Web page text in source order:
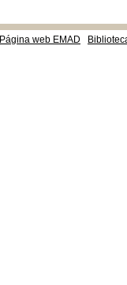
Página web EMAD